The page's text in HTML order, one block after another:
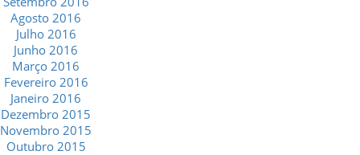
Agosto 2016
Julho 2016
Junho 2016
Março 2016
Fevereiro 2016
Janeiro 2016
Dezembro 2015
Novembro 2015
Outubro 2015